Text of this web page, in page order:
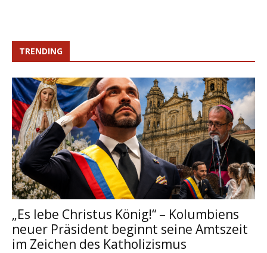
TRENDING
„Es lebe Christus König!“ – Kolumbiens
neuer Präsident beginnt seine Amtszeit
im Zeichen des Katholizismus